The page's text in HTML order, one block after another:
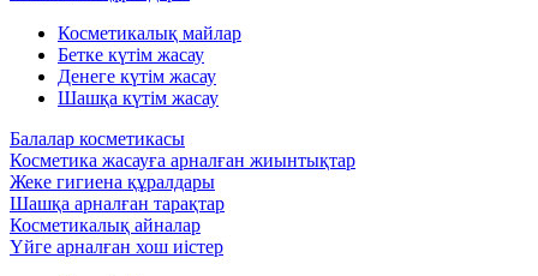
Косметикалық майлар
Бетке күтім жасау
Денеге күтім жасау
Шашқа күтім жасау
Балалар косметикасы
Косметика жасауға арналған жиынтықтар
Жеке гигиена құралдары
Шашқа арналған тарақтар
Косметикалық айналар
Үйге арналған хош иістер